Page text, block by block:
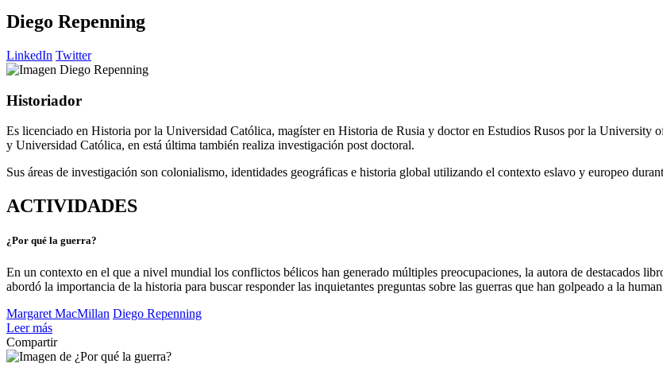
Diego Repenning
LinkedIn Twitter
Historiador
Es licenciado en Historia por la Universidad Católica, magíster en Historia de Rusia y doctor en Estudios Rusos por la
y Universidad Católica, en está última también realiza investigación post doctoral.
Sus áreas de investigación son colonialismo, identidades geográficas e historia global utilizando el contexto eslavo y europeo
ACTIVIDADES
¿Por qué la guerra?
En un contexto en el que a nivel mundial los conflictos bélicos han generado múltiples preocupaciones, la autora de destacados
abordó la importancia de la historia para buscar responder las inquietantes preguntas sobre las guerras que han golpeado a la
Margaret MacMillan Diego Repenning
Leer más
Compartir